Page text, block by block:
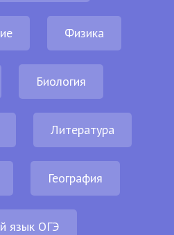
Физика
Биология
Литература
География
язык ОГЭ